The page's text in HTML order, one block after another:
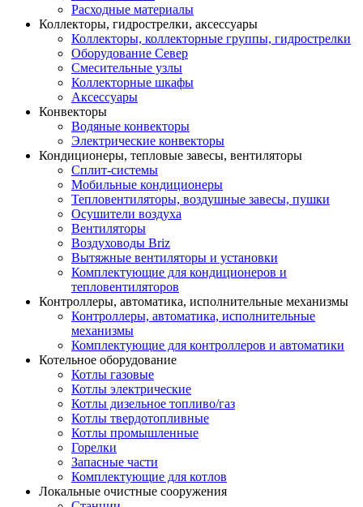
Расходные материалы
Коллекторы, гидрострелки, аксессуары
Коллекторы, коллекторные группы, гидрострелки
Оборудование Север
Смесительные узлы
Коллекторные шкафы
Аксессуары
Конвекторы
Водяные конвекторы
Электрические конвекторы
Кондиционеры, тепловые завесы, вентиляторы
Сплит-системы
Мобильные кондиционеры
Тепловентиляторы, воздушные завесы, пушки
Осушители воздуха
Вентиляторы
Воздуховоды Briz
Вытяжные вентиляторы и установки
Комплектующие для кондиционеров и
тепловентиляторов
Контроллеры, автоматика, исполнительные механизмы
Контроллеры, автоматика, исполнительные
механизмы
Комплектующие для контроллеров и автоматики
Котельное оборудование
Котлы газовые
Котлы электрические
Котлы дизельное топливо/газ
Котлы твердотопливные
Котлы промышленные
Горелки
Запасные части
Комплектующие для котлов
Локальные очистные сооружения